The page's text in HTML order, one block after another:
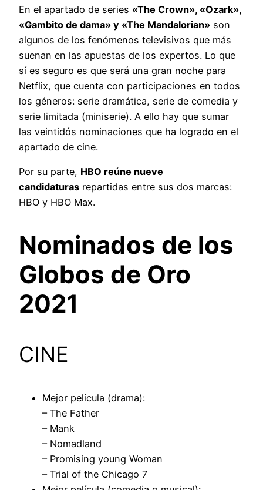
En el apartado de series «The Crown», «Ozark»,
«Gambito de dama» y «The Mandalorian» son
algunos de los fenómenos televisivos que más
suenan en las apuestas de los expertos. Lo que
sí es seguro es que será una gran noche para
Netflix, que cuenta con participaciones en todos
los géneros: serie dramática, serie de comedia y
serie limitada (miniserie). A ello hay que sumar
las veintidós nominaciones que ha logrado en el
apartado de cine.
Por su parte, HBO reúne nueve
candidaturas repartidas entre sus dos marcas:
HBO y HBO Max.
Nominados de los
Globos de Oro
2021
CINE
Mejor película (drama):
– The Father
– Mank
– Nomadland
– Promising young Woman
– Trial of the Chicago 7